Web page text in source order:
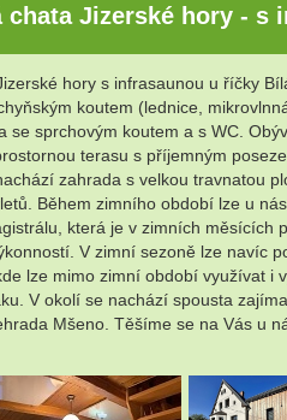
chata Jizerské hory - s
hory s infrasaunou u říčky
koutem (lednice,
se sprchovým koutem a s WC.
terasu s příjemným
zahrada s velkou travnatou
Během zimního období lze u
která je v zimních měsících
V zimní sezoně lze navíc
lze mimo zimní období využívat
V okolí se nachází spousta
Mšeno. Těšíme se na Vás u